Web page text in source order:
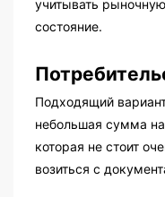
учитывать
состояние.
Подходящий
небольшая сумма
которая не стоит
возиться с